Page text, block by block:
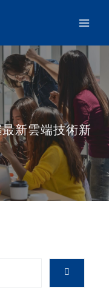
新雲端技術新